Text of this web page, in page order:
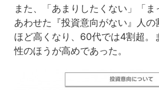
また、「あまりしたくない」「
あわせた『投資意向がない』人
ほど高くなり、60代では4割超。
性のほうが高めであった。